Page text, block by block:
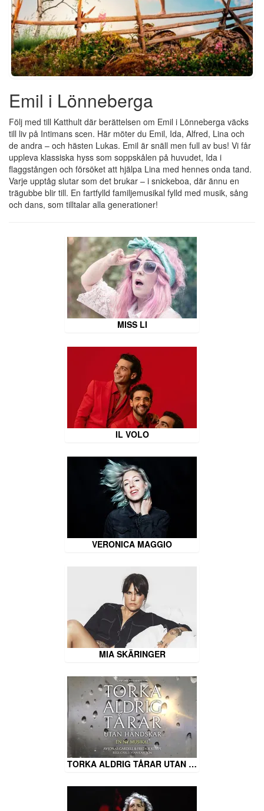
Emil i Lönneberga
Följ med till Katthult där berättelsen om Emil i Lönneberga väcks
till liv på Intimans scen. Här möter du Emil, Ida, Alfred, Lina och
de andra – och hästen Lukas. Emil är snäll men full av bus! Vi får
uppleva klassiska hyss som soppskålen på huvudet, Ida i
flaggstången och försöket att hjälpa Lina med hennes onda tand.
Varje upptåg slutar som det brukar – i snickeboa, där ännu en
trägubbe blir till. En fartfylld familjemusikal fylld med musik, sång
och dans, som tilltalar alla generationer!
MISS LI
IL VOLO
VERONICA MAGGIO
MIA SKÄRINGER
TORKA ALDRIG TÅRAR UTAN …